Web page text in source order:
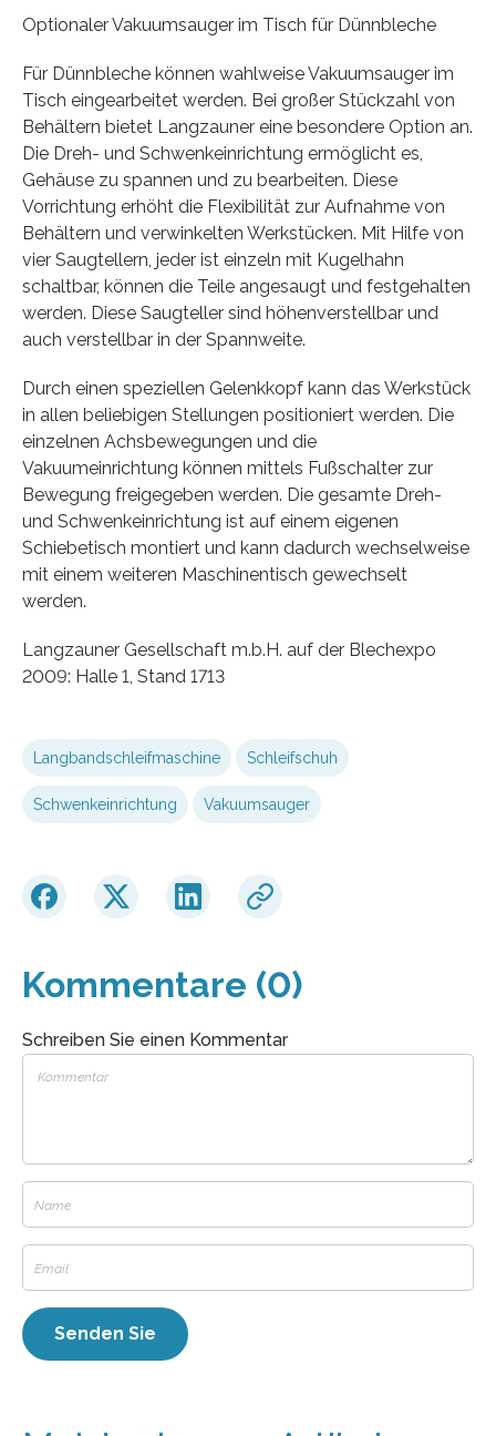
Optionaler Vakuumsauger im Tisch für Dünnbleche
Für Dünnbleche können wahlweise Vakuumsauger im
Tisch eingearbeitet werden. Bei großer Stückzahl von
Behältern bietet Langzauner eine besondere Option an.
Die Dreh- und Schwenkeinrichtung ermöglicht es,
Gehäuse zu spannen und zu bearbeiten. Diese
Vorrichtung erhöht die Flexibilität zur Aufnahme von
Behältern und verwinkelten Werkstücken. Mit Hilfe von
vier Saugtellern, jeder ist einzeln mit Kugelhahn
schaltbar, können die Teile angesaugt und festgehalten
werden. Diese Saugteller sind höhenverstellbar und
auch verstellbar in der Spannweite.
Durch einen speziellen Gelenkkopf kann das Werkstück
in allen beliebigen Stellungen positioniert werden. Die
einzelnen Achsbewegungen und die
Vakuumeinrichtung können mittels Fußschalter zur
Bewegung freigegeben werden. Die gesamte Dreh-
und Schwenkeinrichtung ist auf einem eigenen
Schiebetisch montiert und kann dadurch wechselweise
mit einem weiteren Maschinentisch gewechselt
werden.
Langzauner Gesellschaft m.b.H. auf der Blechexpo
2009: Halle 1, Stand 1713
Langbandschleifmaschine Schleifschuh
Schwenkeinrichtung Vakuumsauger
Kommentare (0)
Schreiben Sie einen Kommentar